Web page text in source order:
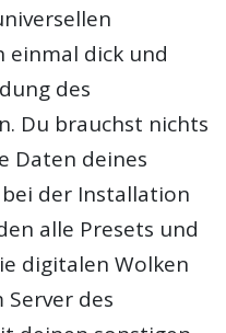
einmal dick und
des
Du brauchst nichts
Daten deines
der Installation
alle Presets und
digitalen Wolken
des